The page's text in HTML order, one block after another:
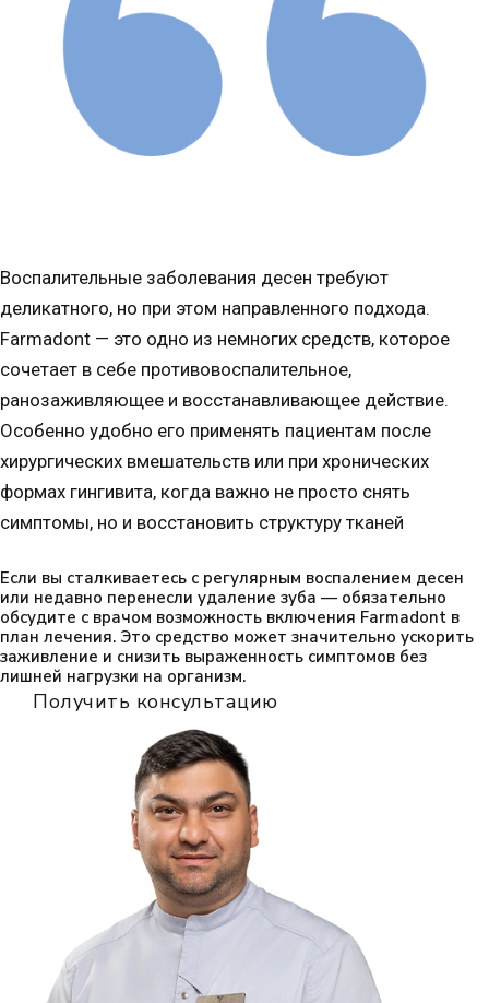
Воспалительные заболевания десен требуют
деликатного, но при этом направленного подхода.
Farmadont — это одно из немногих средств, которое
сочетает в себе противовоспалительное,
ранозаживляющее и восстанавливающее действие.
Особенно удобно его применять пациентам после
хирургических вмешательств или при хронических
формах гингивита, когда важно не просто снять
симптомы, но и восстановить структуру тканей
Если вы сталкиваетесь с регулярным воспалением десен
или недавно перенесли удаление зуба — обязательно
обсудите с врачом возможность включения Farmadont в
план лечения. Это средство может значительно ускорить
заживление и снизить выраженность симптомов без
лишней нагрузки на организм.
Получить консультацию